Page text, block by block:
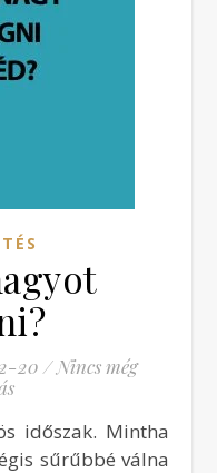
20 / Nincs még
sűrűbbé válna